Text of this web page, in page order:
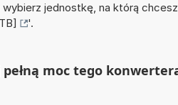
wybierz jednostkę, na którą
'.
moc tego